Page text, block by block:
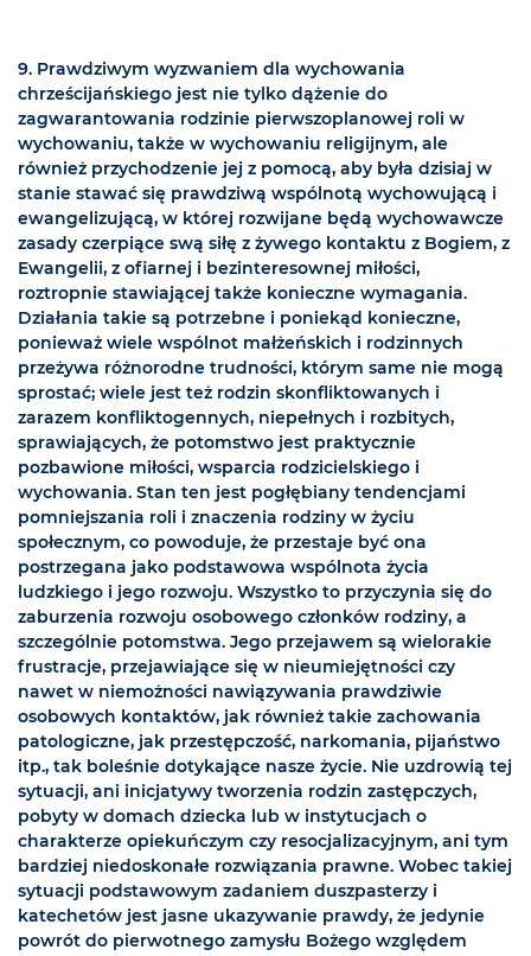
9. Prawdziwym wyzwaniem dla wychowania
chrześcijańskiego jest nie tylko dążenie do
zagwarantowania rodzinie pierwszoplanowej roli w
wychowaniu, także w wychowaniu religijnym, ale
również przychodzenie jej z pomocą, aby była dzisiaj w
stanie stawać się prawdziwą wspólnotą wychowującą i
ewangelizującą, w której rozwijane będą wychowawcze
zasady czerpiące swą siłę z żywego kontaktu z Bogiem, z
Ewangelii, z ofiarnej i bezinteresownej miłości,
roztropnie stawiającej także konieczne wymagania.
Działania takie są potrzebne i poniekąd konieczne,
ponieważ wiele wspólnot małżeńskich i rodzinnych
przeżywa różnorodne trudności, którym same nie mogą
sprostać; wiele jest też rodzin skonfliktowanych i
zarazem konfliktogennych, niepełnych i rozbitych,
sprawiających, że potomstwo jest praktycznie
pozbawione miłości, wsparcia rodzicielskiego i
wychowania. Stan ten jest pogłębiany tendencjami
pomniejszania roli i znaczenia rodziny w życiu
społecznym, co powoduje, że przestaje być ona
postrzegana jako podstawowa wspólnota życia
ludzkiego i jego rozwoju. Wszystko to przyczynia się do
zaburzenia rozwoju osobowego członków rodziny, a
szczególnie potomstwa. Jego przejawem są wielorakie
frustracje, przejawiające się w nieumiejętności czy
nawet w niemożności nawiązywania prawdziwie
osobowych kontaktów, jak również takie zachowania
patologiczne, jak przestępczość, narkomania, pijaństwo
itp., tak boleśnie dotykające nasze życie. Nie uzdrowią tej
sytuacji, ani inicjatywy tworzenia rodzin zastępczych,
pobyty w domach dziecka lub w instytucjach o
charakterze opiekuńczym czy resocjalizacyjnym, ani tym
bardziej niedoskonałe rozwiązania prawne. Wobec takiej
sytuacji podstawowym zadaniem duszpasterzy i
katechetów jest jasne ukazywanie prawdy, że jedynie
powrót do pierwotnego zamysłu Bożego względem